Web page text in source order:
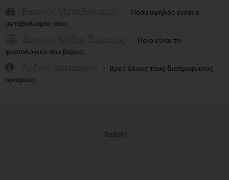
Βασικός Μεταβολισμός
Πόσο υψηλός είναι ο
μεταβολισμός σου;
Δείκτης Μάζας Σώματος
Ποιο είναι το
φυσιολογικό σου βάρος;
Λεξικό Διατροφής
Βρες όλους τους διατροφικούς
ορισμούς
Προβολή